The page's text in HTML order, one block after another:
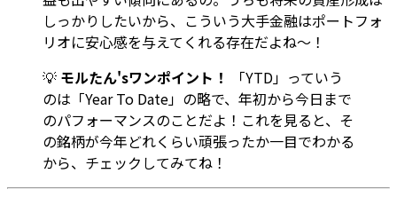
しっかりしたいから、こういう大手金融はポートフォ
リオに安心感を与えてくれる存在だよね〜！
💡 モルたん'sワンポイント！
「YTD」っていう
のは「Year To Date」の略で、年初から今日まで
のパフォーマンスのことだよ！これを見ると、そ
の銘柄が今年どれくらい頑張ったか一目でわかる
から、チェックしてみてね！